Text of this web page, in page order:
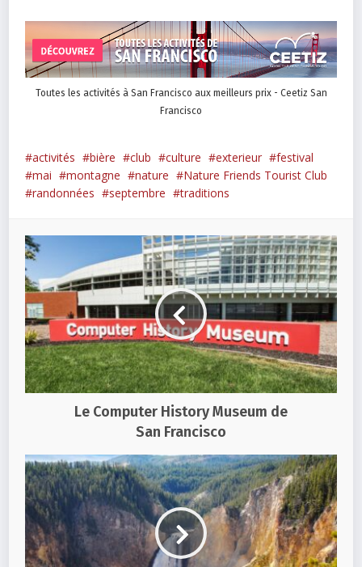
Toutes les activités à San Francisco aux meilleurs prix - Ceetiz San
Francisco
activités bière club culture exterieur
festival
mai
montagne nature
Nature Friends Tourist Club
randonnées
septembre traditions
Le Computer History Museum de
San Francisco